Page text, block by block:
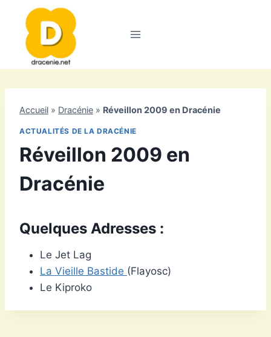
contenu
Accueil » Dracénie » Réveillon 2009 en Dracénie
ACTUALITÉS DE LA DRACÉNIE
Réveillon 2009 en
Dracénie
Quelques Adresses :
Le Jet Lag
La Vieille Bastide (Flayosc)
Le Kiproko